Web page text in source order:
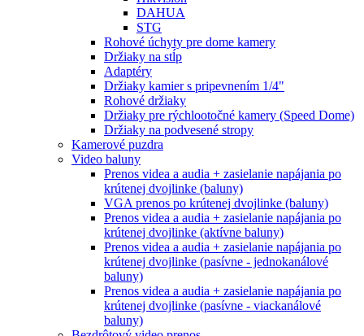
DAHUA
STG
Rohové úchyty pre dome kamery
Držiaky na stĺp
Adaptéry
Držiaky kamier s pripevnením 1/4"
Rohové držiaky
Držiaky pre rýchlootočné kamery (Speed Dome)
Držiaky na podvesené stropy
Kamerové puzdra
Video baluny
Prenos videa a audia + zasielanie napájania po
krútenej dvojlinke (baluny)
VGA prenos po krútenej dvojlinke (baluny)
Prenos videa a audia + zasielanie napájania po
krútenej dvojlinke (aktívne baluny)
Prenos videa a audia + zasielanie napájania po
krútenej dvojlinke (pasívne - jednokanálové
baluny)
Prenos videa a audia + zasielanie napájania po
krútenej dvojlinke (pasívne - viackanálové
baluny)